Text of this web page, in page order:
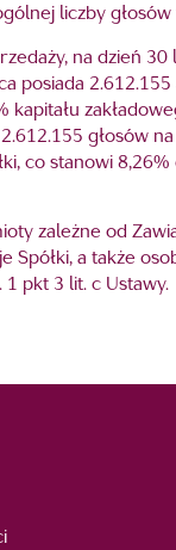
liczby głosów
na dzień 30
posiada 2.612.155
kapitału
głosów
co stanowi
zależne od
Spółki, a także
pkt 3 lit. c Ustawy.